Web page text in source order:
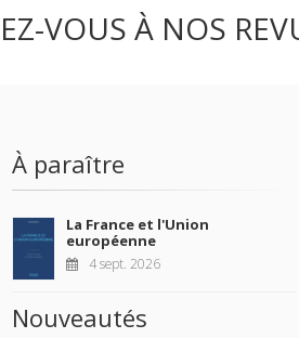
VOUS À NOS
À paraître
La France et l'Union
européenne
4 sept. 2026
Nouveautés